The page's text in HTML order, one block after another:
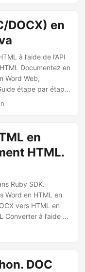
format HTML, ce
votre contenu
DOCX) en
à l’aide de l’API
Documentez en
Word Web,
étape par étape
Word Web.
en
HTML.
Ruby SDK.
Word en HTML en
vers HTML en
à l’aide de
DOC